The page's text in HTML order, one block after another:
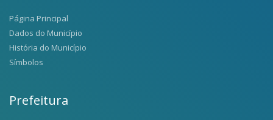
Página Principal
Dados do Município
História do Município
Símbolos
Prefeitura